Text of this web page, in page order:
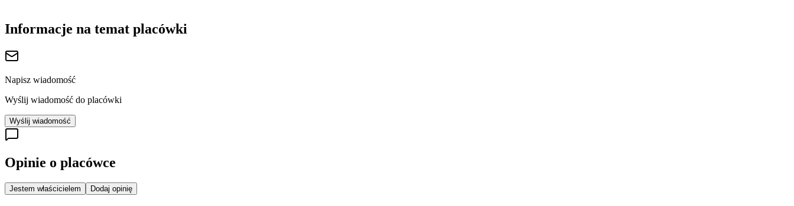
Informacje na temat placówki
Napisz wiadomość
Wyślij wiadomość do placówki
Wyślij wiadomość
Opinie o placówce
Jestem właścicielem Dodaj opinię